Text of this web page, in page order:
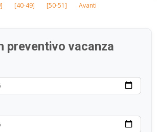
[40-49] [50-51] Avanti
preventivo vacanza